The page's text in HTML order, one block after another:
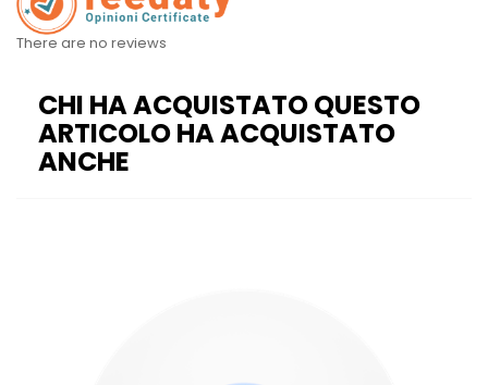
There are no reviews
CHI HA ACQUISTATO QUESTO
ARTICOLO HA ACQUISTATO
ANCHE